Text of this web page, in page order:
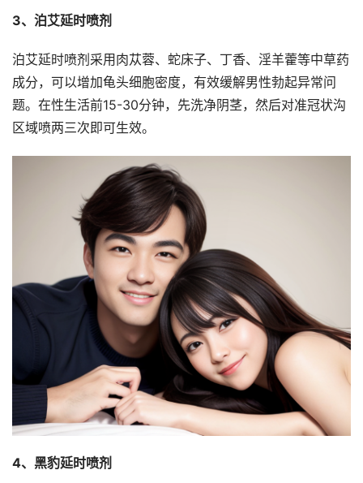
3、泊艾延时喷剂
泊艾延时喷剂采用肉苁蓉、蛇床子、丁香、淫羊藿等中草药
成分，可以增加龟头细胞密度，有效缓解男性勃起异常问
题。在性生活前15-30分钟，先洗净阴茎，然后对准冠状沟
区域喷两三次即可生效。
4、黑豹延时喷剂